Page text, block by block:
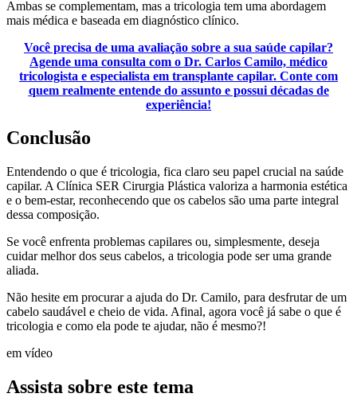
Ambas se complementam, mas a tricologia tem uma abordagem
mais médica e baseada em diagnóstico clínico.
Você precisa de uma avaliação sobre a sua saúde capilar?
Agende uma consulta com o Dr. Carlos Camilo, médico
tricologista e especialista em transplante capilar. Conte com
quem realmente entende do assunto e possui décadas de
experiência!
Conclusão
Entendendo o que é tricologia, fica claro seu papel crucial na saúde
capilar. A Clínica SER Cirurgia Plástica valoriza a harmonia estética
e o bem-estar, reconhecendo que os cabelos são uma parte integral
dessa composição.
Se você enfrenta problemas capilares ou, simplesmente, deseja
cuidar melhor dos seus cabelos, a tricologia pode ser uma grande
aliada.
Não hesite em procurar a ajuda do Dr. Camilo, para desfrutar de um
cabelo saudável e cheio de vida. Afinal, agora você já sabe o que é
tricologia e como ela pode te ajudar, não é mesmo?!
em vídeo
Assista sobre este tema